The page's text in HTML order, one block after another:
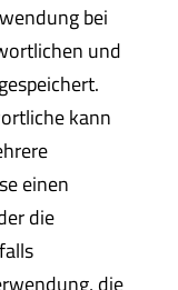
bei
und
kann
einen
die
die